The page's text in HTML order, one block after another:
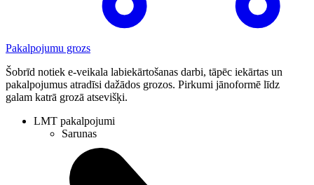
Pakalpojumu grozs
Šobrīd notiek e-veikala labiekārtošanas darbi, tāpēc iekārtas un
pakalpojumus atradīsi dažādos grozos. Pirkumi jānoformē līdz
galam katrā grozā atsevišķi.
LMT pakalpojumi
Sarunas